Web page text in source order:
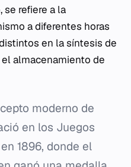
se refiere a la
a diferentes horas
en la síntesis de
almacenamiento de
moderno de
en los Juegos
1896, donde el